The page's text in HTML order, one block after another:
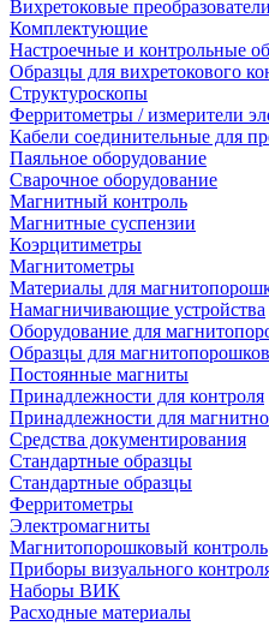
Вихретоковые преобразователи
Комплектующие
Настроечные и контрольные
Образцы для вихретокового
Структуроскопы
Ферритометры / измерители
Кабели соединительные для
Паяльное оборудование
Сварочное оборудование
Магнитный контроль
Магнитные суспензии
Коэрцитиметры
Магнитометры
Материалы для
Намагничивающие устройства
Оборудование для
Образцы для
Постоянные магниты
Принадлежности для контроля
Принадлежности для
Средства документирования
Стандартные образцы
Стандартные образцы
Ферритометры
Электромагниты
Магнитопорошковый контроль
Приборы визуального
Наборы ВИК
Расходные материалы